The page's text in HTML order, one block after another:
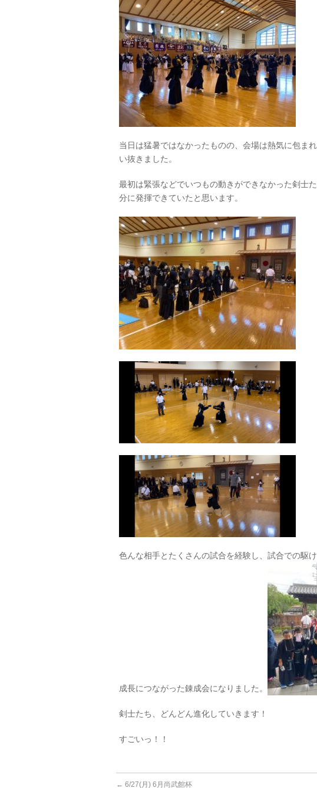
当日は猛暑ではなかったものの、会場は熱気に包ま
い抜きました。
最初は緊張などでいつもの動きができなかった剣士
分に発揮できていたと思います。
色んな相手とたくさんの試合を経験し、試合での駆
成長につながった錬成会になりました。
剣士たち、どんどん進化していきます！
すごいっ！！
← 6/27(月) 6月尚武館杯